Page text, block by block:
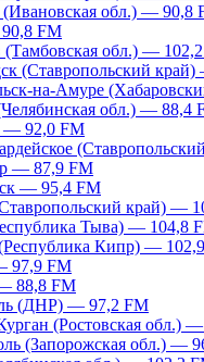
обл.) — 90,8
FM
(Тамбовская обл.) —
(Ставропольский
на-Амуре
обл.) — 88,4
— 92,0 FM
— 87,9 FM
— 95,4 FM
край) —
Тыва) — 104,8
Кипр) —
97,9 FM
88,8 FM
(ДНР) — 97,2 FM
(Ростовская обл.)
(Запорожская обл.) —